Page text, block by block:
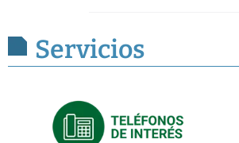
Servicios